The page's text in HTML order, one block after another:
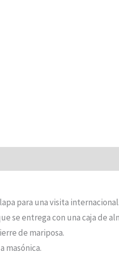
para una visita internacional.
se entrega con una caja de
de mariposa.
masónica.